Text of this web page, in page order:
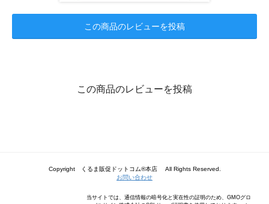
この商品のレビューを投稿
この商品のレビューを投稿
Copyright くるま販促ドットコム®本店 All Rights Reserved.
お問い合わせ
当サイトでは、通信情報の暗号化と実在性の証明のため、GMOグロ